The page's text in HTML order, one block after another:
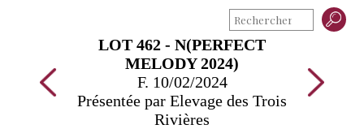
LOT 462 - N(PERFECT
MELODY 2024)
F. 10/02/2024
Présentée par Elevage des Trois
Rivières